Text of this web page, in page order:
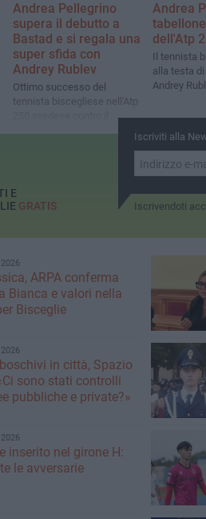
Andrea Pellegrino
supera il debutto a
Bastad e si regala una
super sfida con
Andrey Rublev
Ottimo successo del
tennista biscegliese nell'Atp
Andrea
dell'Atp
Il tennista
alla testa
Andrey
Iscriviti alla
Iscrivendoti
E
GRATIS
ARPA conferma
Bianca e valori nella
Bisceglie
in città, Spazio
sono stati controlli
pubbliche e private?»
inserito nel girone H:
le avversarie